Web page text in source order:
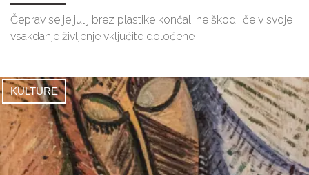
Čeprav se je julij brez plastike končal, ne škodi, če v svoje
vsakdanje življenje vključite določene
KULTURE